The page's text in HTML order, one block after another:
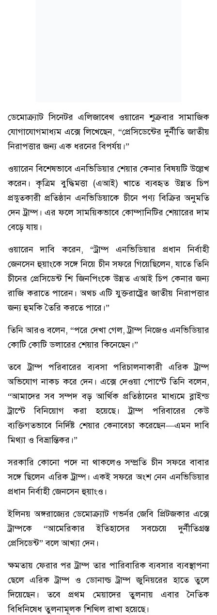
ডেমোক্র্যাট সিনেটর এলিজাবেথ ওয়ারেন শুক্রবার সামাজিক
যোগাযোগমাধ্যম এক্সে লিখেছেন, “প্রেসিডেন্টের দুর্নীতি জাতীয়
নিরাপত্তার জন্য এক ধরনের বিপর্যয়।”
ওয়ারেন বিশেষভাবে এনভিডিয়ার শেয়ার কেনার বিষয়টি উল্লেখ
করেন। কৃত্রিম বুদ্ধিমত্তা (এআই) খাতে ব্যবহৃত উন্নত চিপ
প্রস্তুতকারী প্রতিষ্ঠান এনভিডিয়াকে চীনে পণ্য বিক্রির অনুমতি
দেন ট্রাম্প। এর ফলে সাময়িকভাবে কোম্পানিটির শেয়ারের দাম
বেড়ে যায়।
ওয়ারেন দাবি করেন, “ট্রাম্প এনভিডিয়ার প্রধান নির্বাহী
জেনসেন হুয়াংকে সঙ্গে নিয়ে চীন সফরে গিয়েছিলেন, যাতে তিনি
চীনের প্রেসিডেন্ট শি জিনপিংকে উন্নত এআই চিপ কেনার জন্য
রাজি করাতে পারেন। অথচ এটি যুক্তরাষ্ট্রের জাতীয় নিরাপত্তার
জন্য হুমকি তৈরি করতে পারে।”
তিনি আরও বলেন, “পরে দেখা গেল, ট্রাম্প নিজেও এনভিডিয়ার
কোটি কোটি ডলারের শেয়ার কিনেছেন।”
তবে ট্রাম্প পরিবারের ব্যবসা পরিচালনাকারী এরিক ট্রাম্প
অভিযোগ নাকচ করে দেন। এক্সে দেওয়া পোস্টে তিনি বলেন,
“আমাদের সব সম্পদ বড় আর্থিক প্রতিষ্ঠানের মাধ্যমে ব্লাইন্ড
ট্রাস্টে বিনিয়োগ করা হয়েছে। ট্রাম্প পরিবারের কেউ
ব্যক্তিগতভাবে নির্দিষ্ট শেয়ার কেনাবেচা করেছেন—এমন দাবি
মিথ্যা ও বিভ্রান্তিকর।”
সরকারি কোনো পদে না থাকলেও সম্প্রতি চীন সফরে বাবার
সঙ্গে ছিলেন এরিক ট্রাম্প। একই সফরে অংশ নেন এনভিডিয়ার
প্রধান নির্বাহী জেনসেন হুয়াংও।
ইলিনয় অঙ্গরাজ্যের ডেমোক্র্যাট গভর্নর জেবি প্রিটজকার এক্সে
ট্রাম্পকে “আমেরিকার ইতিহাসের সবচেয়ে দুর্নীতিগ্রস্ত
প্রেসিডেন্ট” বলে আখ্যা দেন।
ক্ষমতায় ফেরার পর ট্রাম্প তার পারিবারিক ব্যবসার ব্যবস্থাপনা
ছেলে এরিক ট্রাম্প ও ডোনাল্ড ট্রাম্প জুনিয়রের হাতে তুলে
দিয়েছেন। তবে প্রথম মেয়াদের তুলনায় এবার নৈতিক
বিধিনিষেধ তুলনামূলক শিথিল রাখা হয়েছে।